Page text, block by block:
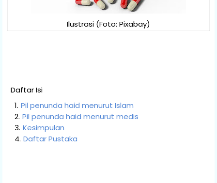
Ilustrasi (Foto: Pixabay)
Daftar Isi
Pil penunda haid menurut Islam
Pil penunda haid menurut medis
Kesimpulan
Daftar Pustaka